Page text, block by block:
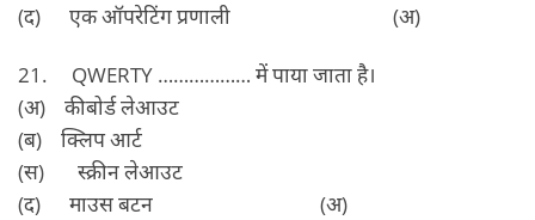
(द) एक ऑपरेटिंग प्रणाली (अ)
21. QWERTY ……………… में पाया जाता है।
(अ) कीबोर्ड लेआउट
(ब) क्लिप आर्ट
(स) स्‍क्रीन लेआउट
(द) माउस बटन (अ)